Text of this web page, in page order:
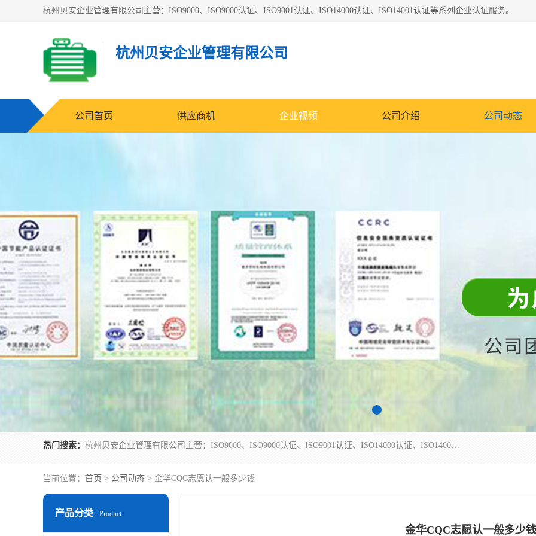
杭州贝安企业管理有限公司主营：ISO9000、ISO9000认证、ISO9001认证、ISO14000认证、ISO14001认证等系列企业认证服务。
杭州贝安企业管理有限公司
公司首页 供应商机 企业视频 公司介绍 公司动态
热门搜索： 杭州贝安企业管理有限公司主营：ISO9000、ISO9000认证、ISO9001认证、ISO14000认证、ISO14001认证等系列企业认证服务。
当前位置： 首页 > 公司动态 > 金华CQC志愿认一般多少钱
产品分类 Product
金华CQC志愿认一般多少钱